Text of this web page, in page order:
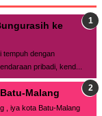
ke
tempuh dengan
pribadi, kend...
Malang
, iya kota Batu-Malang